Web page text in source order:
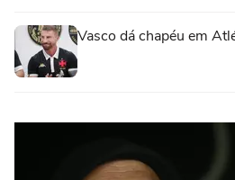
Vasco dá chapéu em